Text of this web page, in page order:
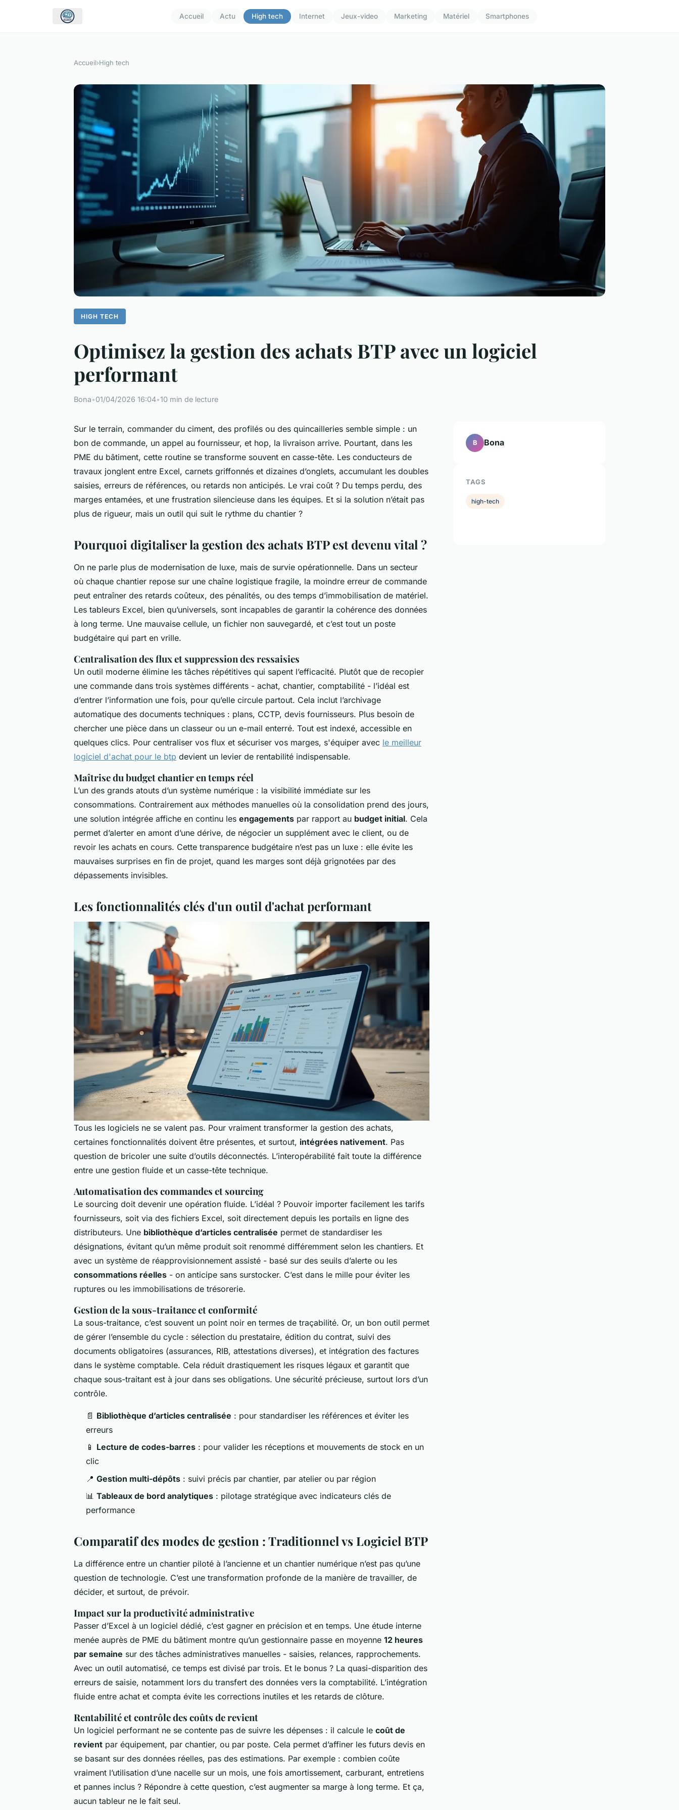
Accueil Actu High tech Internet Jeux-video Marketing Matériel Smartphones
Accueil›High tech
HIGH TECH
Optimisez la gestion des achats BTP avec un logiciel
performant
Bona•01/04/2026 16:04•10 min de lecture
Sur le terrain, commander du ciment, des profilés ou des quincailleries semble simple : un
bon de commande, un appel au fournisseur, et hop, la livraison arrive. Pourtant, dans les
PME du bâtiment, cette routine se transforme souvent en casse-tête. Les conducteurs de
travaux jonglent entre Excel, carnets griffonnés et dizaines d’onglets, accumulant les doubles
saisies, erreurs de références, ou retards non anticipés. Le vrai coût ? Du temps perdu, des
marges entamées, et une frustration silencieuse dans les équipes. Et si la solution n’était pas
plus de rigueur, mais un outil qui suit le rythme du chantier ?
Pourquoi digitaliser la gestion des achats BTP est devenu vital ?
On ne parle plus de modernisation de luxe, mais de survie opérationnelle. Dans un secteur
où chaque chantier repose sur une chaîne logistique fragile, la moindre erreur de commande
peut entraîner des retards coûteux, des pénalités, ou des temps d’immobilisation de matériel.
Les tableurs Excel, bien qu’universels, sont incapables de garantir la cohérence des données
à long terme. Une mauvaise cellule, un fichier non sauvegardé, et c’est tout un poste
budgétaire qui part en vrille.
Centralisation des flux et suppression des ressaisies
Un outil moderne élimine les tâches répétitives qui sapent l’efficacité. Plutôt que de recopier
une commande dans trois systèmes différents - achat, chantier, comptabilité - l’idéal est
d’entrer l’information une fois, pour qu’elle circule partout. Cela inclut l’archivage
automatique des documents techniques : plans, CCTP, devis fournisseurs. Plus besoin de
chercher une pièce dans un classeur ou un e-mail enterré. Tout est indexé, accessible en
quelques clics. Pour centraliser vos flux et sécuriser vos marges, s'équiper avec le meilleur
logiciel d'achat pour le btp devient un levier de rentabilité indispensable.
Maîtrise du budget chantier en temps réel
L’un des grands atouts d’un système numérique : la visibilité immédiate sur les
consommations. Contrairement aux méthodes manuelles où la consolidation prend des jours,
une solution intégrée affiche en continu les engagements par rapport au budget initial. Cela
permet d’alerter en amont d’une dérive, de négocier un supplément avec le client, ou de
revoir les achats en cours. Cette transparence budgétaire n’est pas un luxe : elle évite les
mauvaises surprises en fin de projet, quand les marges sont déjà grignotées par des
dépassements invisibles.
Les fonctionnalités clés d'un outil d'achat performant
Tous les logiciels ne se valent pas. Pour vraiment transformer la gestion des achats,
certaines fonctionnalités doivent être présentes, et surtout, intégrées nativement. Pas
question de bricoler une suite d’outils déconnectés. L’interopérabilité fait toute la différence
entre une gestion fluide et un casse-tête technique.
Automatisation des commandes et sourcing
Le sourcing doit devenir une opération fluide. L’idéal ? Pouvoir importer facilement les tarifs
fournisseurs, soit via des fichiers Excel, soit directement depuis les portails en ligne des
distributeurs. Une bibliothèque d’articles centralisée permet de standardiser les
désignations, évitant qu’un même produit soit renommé différemment selon les chantiers. Et
avec un système de réapprovisionnement assisté - basé sur des seuils d’alerte ou les
consommations réelles - on anticipe sans surstocker. C’est dans le mille pour éviter les
ruptures ou les immobilisations de trésorerie.
Gestion de la sous-traitance et conformité
La sous-traitance, c’est souvent un point noir en termes de traçabilité. Or, un bon outil permet
de gérer l’ensemble du cycle : sélection du prestataire, édition du contrat, suivi des
documents obligatoires (assurances, RIB, attestations diverses), et intégration des factures
dans le système comptable. Cela réduit drastiquement les risques légaux et garantit que
chaque sous-traitant est à jour dans ses obligations. Une sécurité précieuse, surtout lors d’un
contrôle.
📄 Bibliothèque d’articles centralisée : pour standardiser les références et éviter les
erreurs
📱 Lecture de codes-barres : pour valider les réceptions et mouvements de stock en un
clic
📍 Gestion multi-dépôts : suivi précis par chantier, par atelier ou par région
📊 Tableaux de bord analytiques : pilotage stratégique avec indicateurs clés de
performance
Comparatif des modes de gestion : Traditionnel vs Logiciel BTP
La différence entre un chantier piloté à l’ancienne et un chantier numérique n’est pas qu’une
question de technologie. C’est une transformation profonde de la manière de travailler, de
décider, et surtout, de prévoir.
Impact sur la productivité administrative
Passer d’Excel à un logiciel dédié, c’est gagner en précision et en temps. Une étude interne
menée auprès de PME du bâtiment montre qu’un gestionnaire passe en moyenne 12 heures
par semaine sur des tâches administratives manuelles - saisies, relances, rapprochements.
Avec un outil automatisé, ce temps est divisé par trois. Et le bonus ? La quasi-disparition des
erreurs de saisie, notamment lors du transfert des données vers la comptabilité. L’intégration
fluide entre achat et compta évite les corrections inutiles et les retards de clôture.
Rentabilité et contrôle des coûts de revient
Un logiciel performant ne se contente pas de suivre les dépenses : il calcule le coût de
revient par équipement, par chantier, ou par poste. Cela permet d’affiner les futurs devis en
se basant sur des données réelles, pas des estimations. Par exemple : combien coûte
vraiment l’utilisation d’une nacelle sur un mois, une fois amortissement, carburant, entretiens
et pannes inclus ? Répondre à cette question, c’est augmenter sa marge à long terme. Et ça,
aucun tableur ne le fait seul.
B Bona
TAGS
high-tech